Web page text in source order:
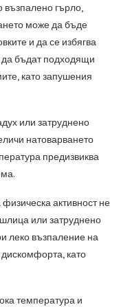
възпалено гърло,
може да бъде
и да се избягва
да бъдат подходящи
като запушения
или затруднено
натоварването
предизвиква
активност не
или затруднено
леко възпаление на
като
температура и